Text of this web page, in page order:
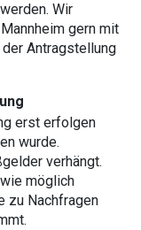
Wir
gern mit
Antragstellung
erst erfolgen
wurde.
verhängt.
möglich
zu Nachfragen